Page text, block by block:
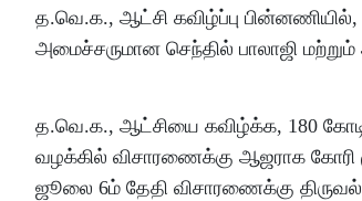
த.வெ.க., ஆட்சி கவிழ்ப்பு
அமைச்சருமான செந்தில் பாலாஜி
த.வெ.க., ஆட்சியை கவிழ்க்க, 180
வழக்கில் விசாரணைக்கு ஆஜராக கோரி
ஜூலை 6ம் தேதி விசாரணைக்கு